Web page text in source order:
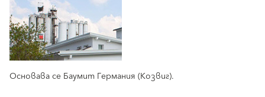
Основава се Баумит Германия (Козвиг).